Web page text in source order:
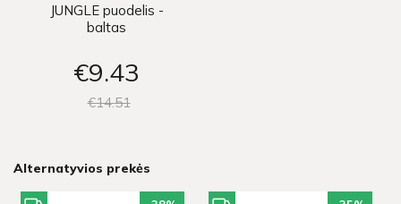
JUNGLE puodelis -
baltas
€9 43
€1451
Alternatyvios prekės